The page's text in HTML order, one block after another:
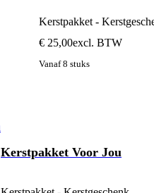
Kerstpakket -
€ 25,00excl. BTW
Vanaf 8 stuks
Kerstpakket Voor Jou